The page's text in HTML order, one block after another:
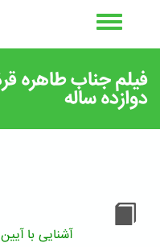
فیلم جناب طاهره
دوازده ساله
آشنایی با